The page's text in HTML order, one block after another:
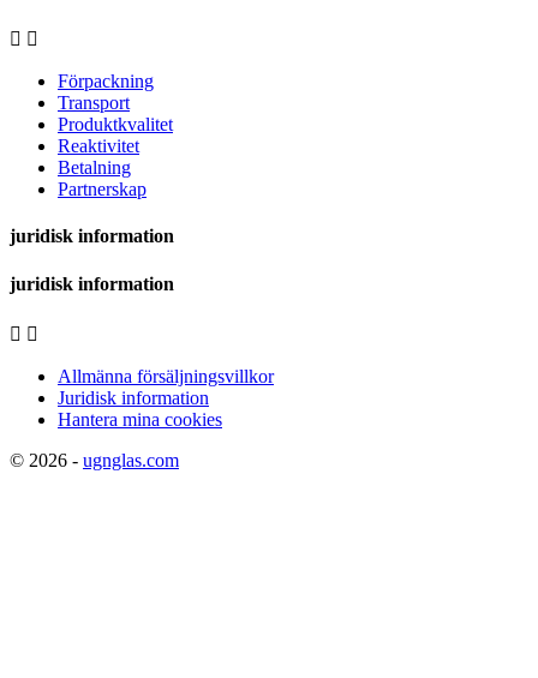
 
Förpackning
Transport
Produktkvalitet
Reaktivitet
Betalning
Partnerskap
juridisk information
juridisk information
 
Allmänna försäljningsvillkor
Juridisk information
Hantera mina cookies
© 2026 - ugnglas.com